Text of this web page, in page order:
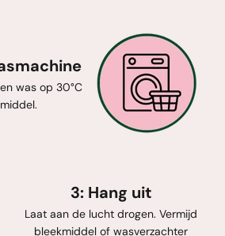
was op 30°C
3: Hang uit
Laat aan de lucht drogen. Vermijd
bleekmiddel of wasverzachter